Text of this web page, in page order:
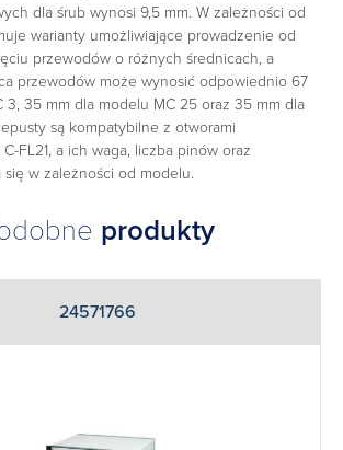
dla śrub wynosi 9,5 mm. W zależności od
warianty umożliwiające prowadzenie od
przewodów o różnych średnicach, a
przewodów może wynosić odpowiednio 67
3, 35 mm dla modelu MC 25 oraz 35 mm dla
są kompatybilne z otworami
FL21, a ich waga, liczba pinów oraz
w zależności od modelu.
produkty
24571766